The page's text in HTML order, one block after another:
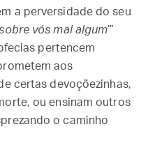
a perversidade do seu
vós mal algum’”
pertencem
aos
certas devoçõezinhas,
ou ensinam outros
o caminho